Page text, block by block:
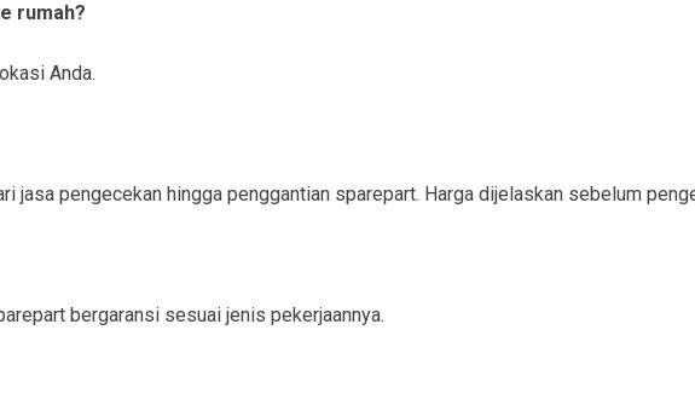
rumah?
Anda.
jasa pengecekan hingga penggantian sparepart. Harga dijelaskan sebelum
bergaransi sesuai jenis pekerjaannya.